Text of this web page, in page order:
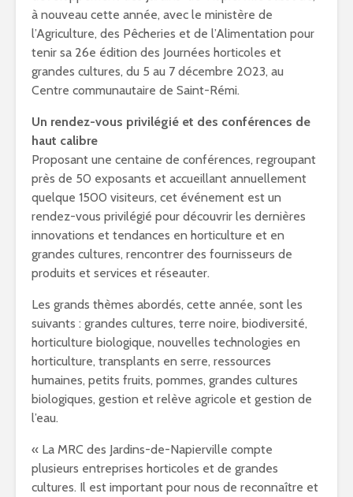
à nouveau cette année, avec le ministère de
l’Agriculture, des Pêcheries et de l’Alimentation pour
tenir sa 26e édition des Journées horticoles et
grandes cultures, du 5 au 7 décembre 2023, au
Centre communautaire de Saint-Rémi.
Un rendez-vous privilégié et des conférences de
haut calibre
Proposant une centaine de conférences, regroupant
près de 50 exposants et accueillant annuellement
quelque 1500 visiteurs, cet événement est un
rendez-vous privilégié pour découvrir les dernières
innovations et tendances en horticulture et en
grandes cultures, rencontrer des fournisseurs de
produits et services et réseauter.
Les grands thèmes abordés, cette année, sont les
suivants : grandes cultures, terre noire, biodiversité,
horticulture biologique, nouvelles technologies en
horticulture, transplants en serre, ressources
humaines, petits fruits, pommes, grandes cultures
biologiques, gestion et relève agricole et gestion de
l’eau.
« La MRC des Jardins-de-Napierville compte
plusieurs entreprises horticoles et de grandes
cultures. Il est important pour nous de reconnaître et